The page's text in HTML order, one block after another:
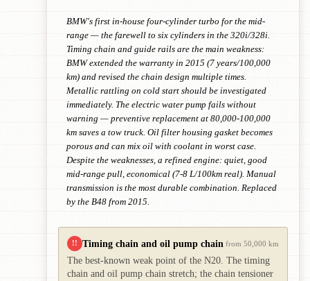
BMW's first in-house four-cylinder turbo for the mid-
range — the farewell to six cylinders in the 320i/328i.
Timing chain and guide rails are the main weakness:
BMW extended the warranty in 2015 (7 years/100,000
km) and revised the chain design multiple times.
Metallic rattling on cold start should be investigated
immediately. The electric water pump fails without
warning — preventive replacement at 80,000-100,000
km saves a tow truck. Oil filter housing gasket becomes
porous and can mix oil with coolant in worst case.
Despite the weaknesses, a refined engine: quiet, good
mid-range pull, economical (7-8 L/100km real). Manual
transmission is the most durable combination. Replaced
by the B48 from 2015.
!! Timing chain and oil pump chain from 50,000 km
The best-known weak point of the N20. The timing
chain and oil pump chain stretch; the chain tensioner